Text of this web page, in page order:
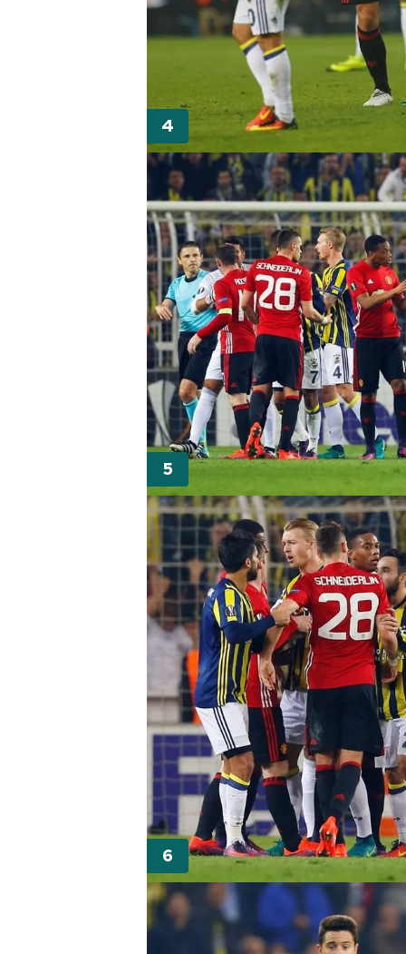
reklam/pazarlama
Çerezlere ilişkin tercihlerinizi
butonuna tıklayabilir,
Çerez
6698 sayılı Kişisel Verilerin
mevzuata uygun olarak